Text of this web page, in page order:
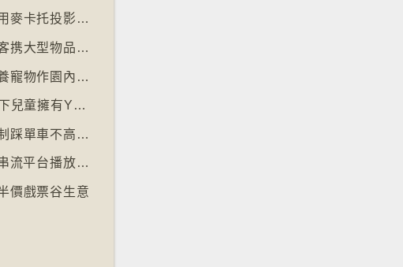
【十萬八千里】非洲聯盟支持爭取停用麥卡托投影法地點
【十萬八千里】南韓連鎖咖啡店禁顧客携大型物品以減少長期佔位辦公情況
【十萬八千里】丹麥動物園籲捐贈棄養寵物作園內動物食糧
【十萬八千里】⁠澳洲不容許十六歲以下兒童擁有YOUTUBE帳戶
【十萬八千里】單車大國荷蘭考慮限制踩單車不高於時速廿五公里
【十萬八千里】全AI生成樂團作品在串流平台播放率累積過百萬
價戲票谷生意